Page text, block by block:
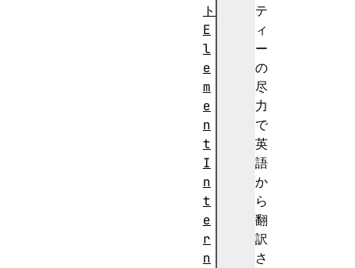
テ
ィ
ー
の
尽
力
で
英
語
か
ら
翻
訳
さ
ト
E
l
e
m
e
n
t
I
n
t
e
r
n